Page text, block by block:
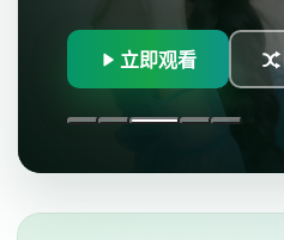
日讨论度走高，好看的
臻彩画质无…
立即观看